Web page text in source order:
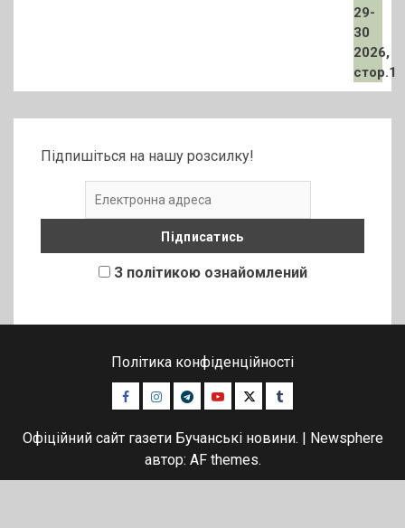
Підпишіться на нашу розсилку!
З політикою ознайомлений
Політика конфіденційності
Facebook
Instagram
TelegramYoutubeTwitterTumblr
Офіційний сайт газети Бучанські новини. | Newsphere
автор: AF themes.